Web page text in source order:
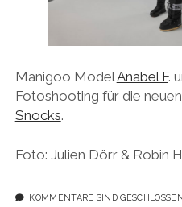
Manigoo ModelAnabel F.
Fotoshooting für die neuen
Snocks.
Foto: Julien Dörr & Robin
KOMMENTARE SIND